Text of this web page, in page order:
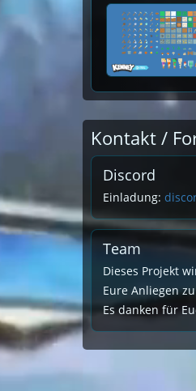
Kontakt /
Discord
Einladung:
Team
Dieses Projekt
Eure Anliegen
Es danken für